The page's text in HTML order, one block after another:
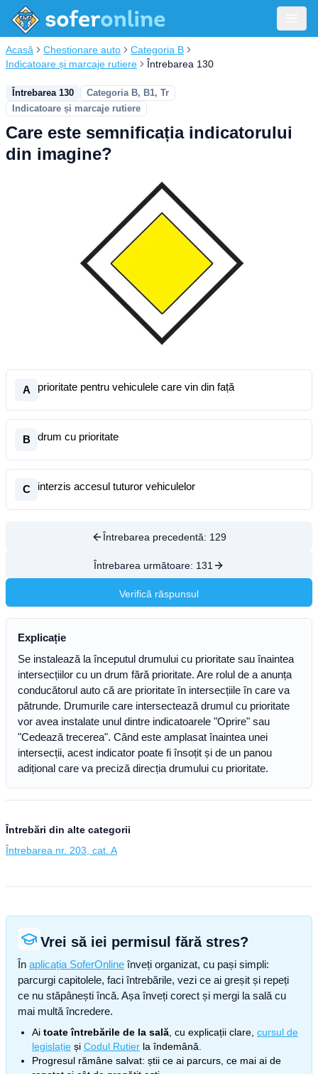
Acasă Chestionare auto
Categoria B
Indicatoare și marcaje rutiere
Întrebarea 130
Întrebarea 130
Categoria B, B1, Tr
Indicatoare și marcaje rutiere
Care este semnificația indicatorului
din imagine?
A prioritate pentru vehiculele care vin din față
B drum cu prioritate
C interzis accesul tuturor vehiculelor
Întrebarea precedentă: 129
Întrebarea următoare: 131
Verifică răspunsul
Explicație
Se instalează la începutul drumului cu prioritate sau înaintea
intersecțiilor cu un drum fără prioritate. Are rolul de a anunța
conducătorul auto că are prioritate în intersecțiile în care va
pătrunde. Drumurile care intersectează drumul cu prioritate
vor avea instalate unul dintre indicatoarele "Oprire" sau
"Cedează trecerea". Când este amplasat înaintea unei
intersecții, acest indicator poate fi însoțit și de un panou
adițional care va preciză direcția drumului cu prioritate.
Întrebări din alte categorii
Întrebarea nr. 203, cat. A
Vrei să iei permisul fără stres?
În aplicația SoferOnline înveți organizat, cu pași simpli:
parcurgi capitolele, faci întrebările, vezi ce ai greșit și repeți
ce nu stăpânești încă. Așa înveți corect și mergi la sală cu
mai multă încredere.
Ai toate întrebările de la sală , cu explicații clare, cursul de
legislație și Codul Rutier la îndemână.
Progresul rămâne salvat: știi ce ai parcurs, ce mai ai de